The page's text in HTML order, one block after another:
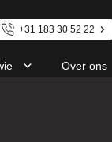
+31 183 30 52 22
Over ons